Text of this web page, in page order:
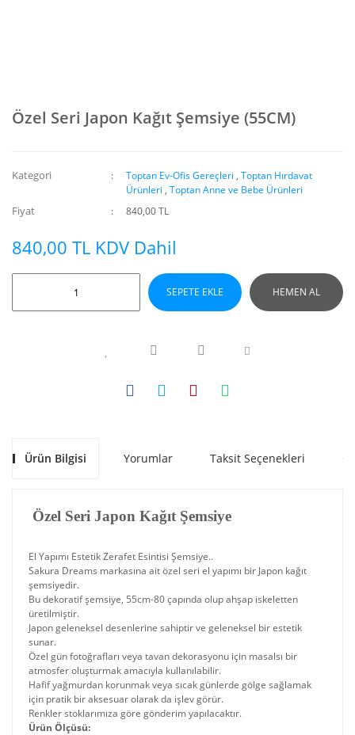
Özel Seri Japon Kağıt Şemsiye (55CM)
Kategori Toptan Ev-Ofis Gereçleri ,Toptan Hırdavat
Ürünleri ,Toptan Anne ve Bebe Ürünleri
Fiyat 840,00 TL
840,00 TL KDV Dahil
SEPETE EKLE HEMEN AL
Ürün Bilgisi Yorumlar Taksit Seçenekleri
Özel Seri Japon Kağıt Şemsiye
El Yapımı Estetik Zerafet Esintisi Şemsiye..
Sakura Dreams markasına ait özel seri el yapımı bir Japon kağıt
şemsiyedir.
Bu dekoratif şemsiye, 55cm-80 çapında olup ahşap iskeletten
üretilmiştir.
Japon geleneksel desenlerine sahiptir ve geleneksel bir estetik
sunar.
Özel gün fotoğrafları veya tavan dekorasyonu için masalsı bir
atmosfer oluşturmak amacıyla kullanılabilir.
Hafif yağmurdan korunmak veya sıcak günlerde gölge sağlamak
için pratik bir aksesuar olarak da işlev görür.
Renkler stoklarımıza göre gönderim yapılacaktır.
Ürün Ölçüsü: